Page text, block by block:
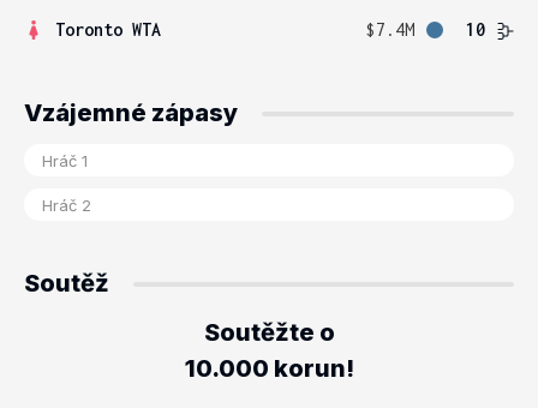
Toronto WTA
$7.4M 10
Vzájemné zápasy
Soutěž
Soutěžte o
10.000 korun!